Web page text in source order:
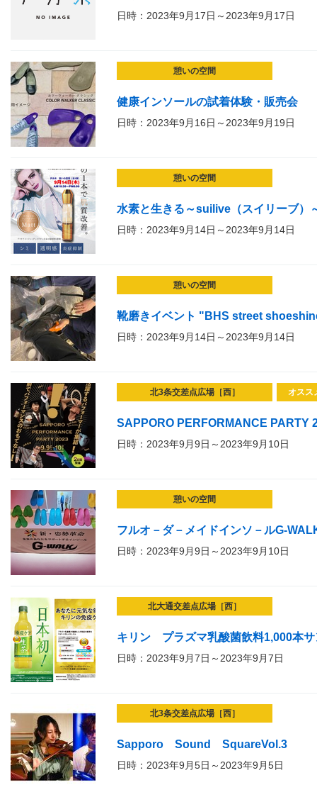
日時：2023年9月17日～2023年9月17日
憩いの空間
健康インソールの試着体験・販売会
日時：2023年9月16日～2023年9月19日
憩いの空間
水素と生きる～suilive（スイリーブ）
日時：2023年9月14日～2023年9月14日
憩いの空間
靴磨きイベント "BHS street
日時：2023年9月14日～2023年9月14日
北3条交差点広場［西］ オスス
SAPPORO PERFORMANCE PARTY
日時：2023年9月9日～2023年9月10日
憩いの空間
フルオ－ダ－メイドインソ－ルG-
日時：2023年9月9日～2023年9月10日
北大通交差点広場［西］
キリン プラズマ乳酸菌飲料1,000本サ
日時：2023年9月7日～2023年9月7日
北3条交差点広場［西］
Sapporo Sound SquareVol.3
日時：2023年9月5日～2023年9月5日